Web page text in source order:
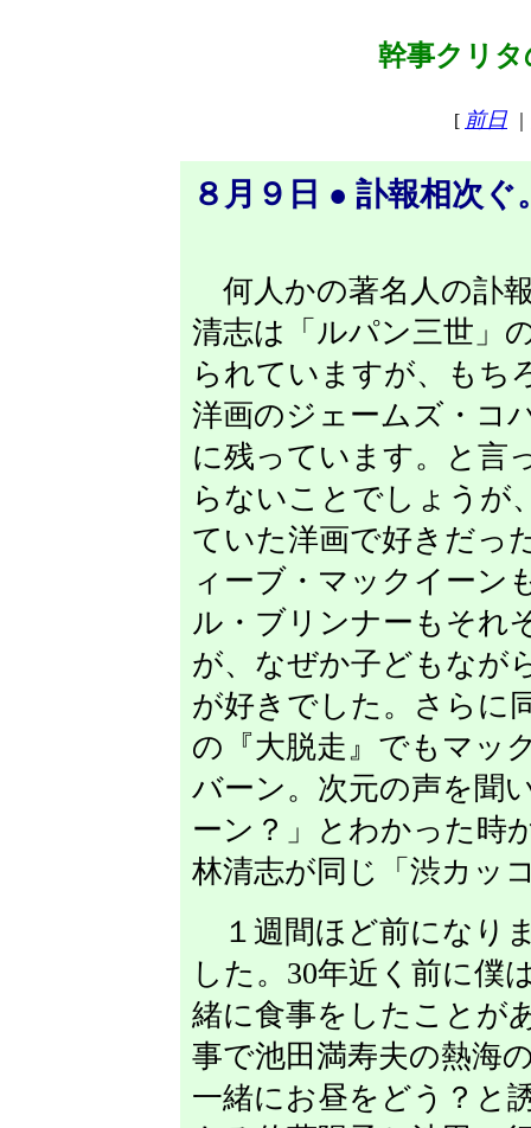
幹事クリタ
[ 前日
８月９日 ● 訃報相次ぐ
何人かの著名人の訃
清志は「ルパン三世」
られていますが、もち
洋画のジェームズ・コ
に残っています。と言
らないことでしょうが
ていた洋画で好きだっ
ィーブ・マックイーン
ル・ブリンナーもそれ
が、なぜか子どもなが
が好きでした。さらに
の『大脱走』でもマッ
バーン。次元の声を聞
ーン？」とわかった時
林清志が同じ「渋カッ
１週間ほど前になり
した。30年近く前に僕
緒に食事をしたことが
事で池田満寿夫の熱海
一緒にお昼をどう？と